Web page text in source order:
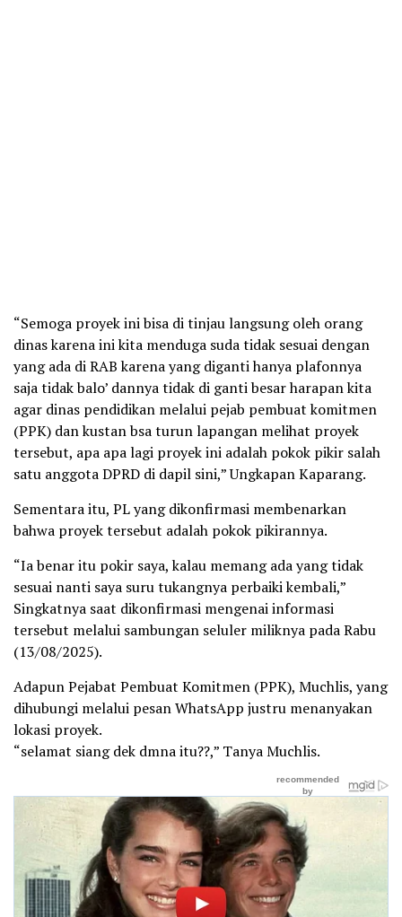
“Semoga proyek ini bisa di tinjau langsung oleh orang
dinas karena ini kita menduga suda tidak sesuai dengan
yang ada di RAB karena yang diganti hanya plafonnya
saja tidak balo’ dannya tidak di ganti besar harapan kita
agar dinas pendidikan melalui pejab pembuat komitmen
(PPK) dan kustan bsa turun lapangan melihat proyek
tersebut, apa apa lagi proyek ini adalah pokok pikir salah
satu anggota DPRD di dapil sini,” Ungkapan Kaparang.
Sementara itu, PL yang dikonfirmasi membenarkan
bahwa proyek tersebut adalah pokok pikirannya.
“Ia benar itu pokir saya, kalau memang ada yang tidak
sesuai nanti saya suru tukangnya perbaiki kembali,”
Singkatnya saat dikonfirmasi mengenai informasi
tersebut melalui sambungan seluler miliknya pada Rabu
(13/08/2025).
Adapun Pejabat Pembuat Komitmen (PPK), Muchlis, yang
dihubungi melalui pesan WhatsApp justru menanyakan
lokasi proyek.
“selamat siang dek dmna itu??,” Tanya Muchlis.